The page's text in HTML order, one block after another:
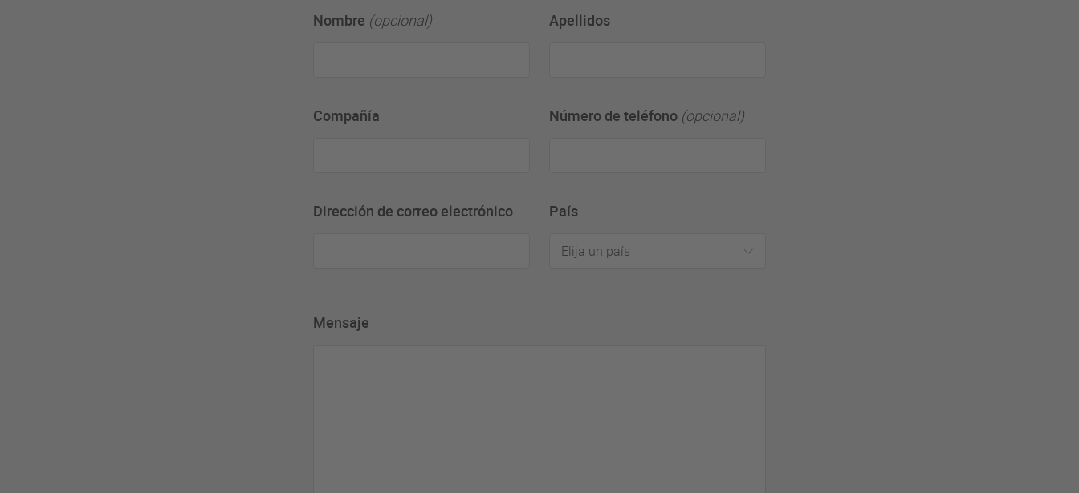
Nombre (opcional) Apellidos
Compañía Número de teléfono (opcional)
Dirección de correo electrónico País
Elija un país
Mensaje